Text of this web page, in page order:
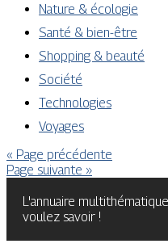
Nature & écologie
Santé & bien-être
Shopping & beauté
Société
Technologies
Voyages
« Page précédente
Page suivante »
L'annuaire
voulez savoir !